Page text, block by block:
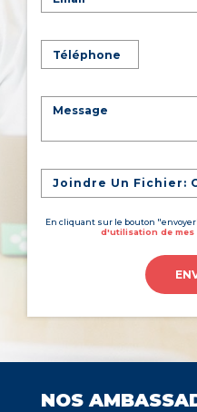
Joindre Un Fichier:
En cliquant sur le bouton
d'utilisation de mes
NOS